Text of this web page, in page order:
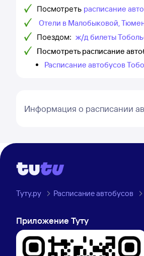
Посмотреть расписание
Отели в Малобыковой,
Поездом: ж/д билеты
Посмотреть расписание
Расписание автобусов
Информация о расписании
Туту.ру Расписание автобусов
Приложение Туту